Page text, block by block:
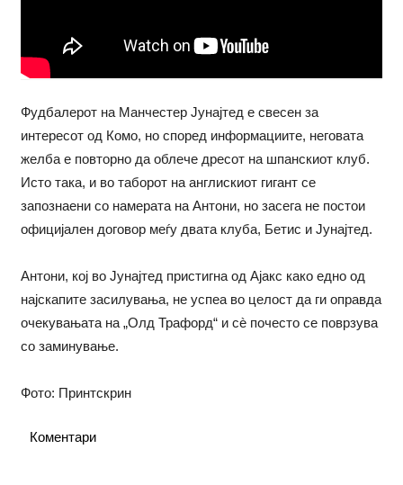
Фудбалерот на Манчестер Јунајтед е свесен за
интересот од Комо, но според информациите, неговата
желба е повторно да облече дресот на шпанскиот клуб.
Исто така, и во таборот на англискиот гигант се
запознаени со намерата на Антони, но засега не постои
официјален договор меѓу двата клуба, Бетис и Јунајтед.
Антони, кој во Јунајтед пристигна од Ајакс како едно од
најскапите засилувања, не успеа во целост да ги оправда
очекувањата на „Олд Трафорд“ и сè почесто се поврзува
со заминување.
Фото: Принтскрин
Коментари